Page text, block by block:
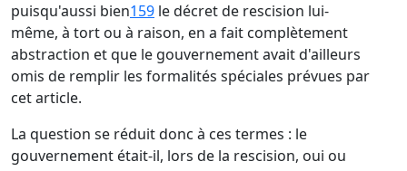
puisqu'aussi bien159 le décret de rescision lui-
même, à tort ou à raison, en a fait complètement
abstraction et que le gouvernement avait d'ailleurs
omis de remplir les formalités spéciales prévues par
cet article.
La question se réduit donc à ces termes : le
gouvernement était-il, lors de la rescision, oui ou